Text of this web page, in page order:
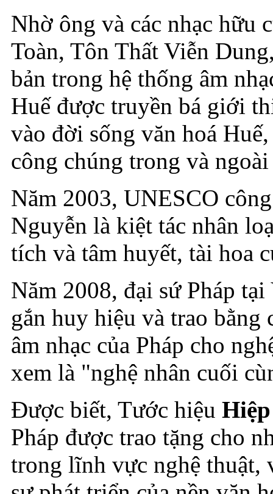
Nhờ ông và các nhạc hữu
Toàn, Tôn Thất Viễn
bản trong hệ thống âm
Huế được truyền bá giới
vào đời sống văn hoá
công chúng trong và
Năm 2003, UNESCO
Nguyễn là kiệt tác nhân
tích và tâm huyết, tài hoa
Năm 2008, đại sứ Pháp
gắn huy hiệu và trao bằng
âm nhạc của Pháp cho
xem là "nghệ nhân cuối
Được biết, Tước hiệu
Pháp được trao tặng cho
trong lĩnh vực nghệ thuật,